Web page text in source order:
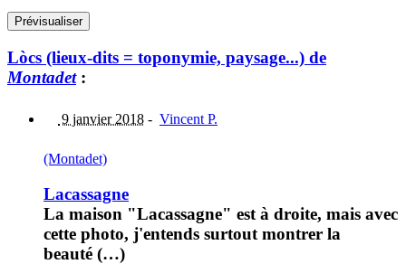
Lòcs (lieux-dits = toponymie, paysage...) de
Montadet:
9 janvier 2018 - Vincent P.
(Montadet)
Lacassagne
La maison "Lacassagne" est à droite, mais avec
cette photo, j'entends surtout montrer la
beauté (…)